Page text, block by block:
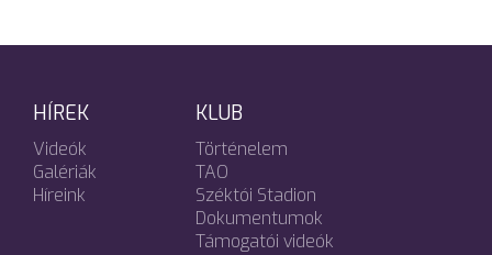
HÍREK
Videók
Galériák
Híreink
KLUB
Történelem
TAO
Széktói Stadion
Dokumentumok
Támogatói videók